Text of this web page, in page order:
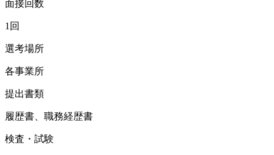
面接回数
1回
選考場所
各事業所
提出書類
履歴書、職務経歴書
検査・試験